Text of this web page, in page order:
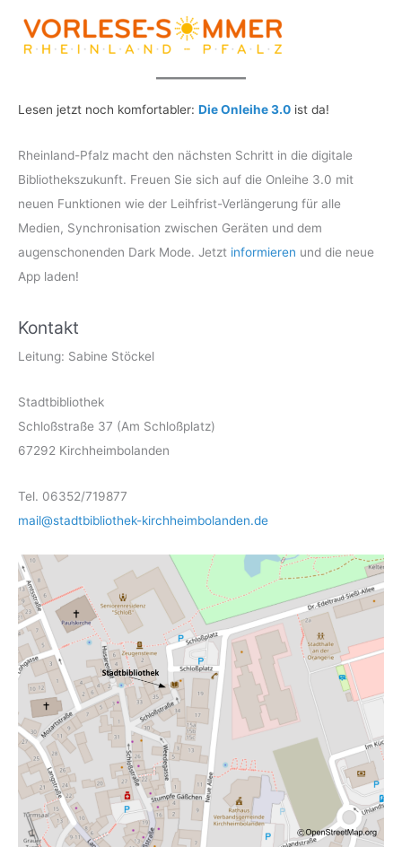
Lesen jetzt noch komfortabler: Die Onleihe 3.0 ist da!
Rheinland-Pfalz macht den nächsten Schritt in die digitale
Bibliothekszukunft. Freuen Sie sich auf die Onleihe 3.0 mit
neuen Funktionen wie der Leihfrist-Verlängerung für alle
Medien, Synchronisation zwischen Geräten und dem
augenschonenden Dark Mode. Jetzt informieren und die neue
App laden!
Kontakt
Leitung: Sabine Stöckel
Stadtbibliothek
Schloßstraße 37 (Am Schloßplatz)
67292 Kirchheimbolanden
Tel. 06352/719877
mail@stadtbibliothek-kirchheimbolanden.de